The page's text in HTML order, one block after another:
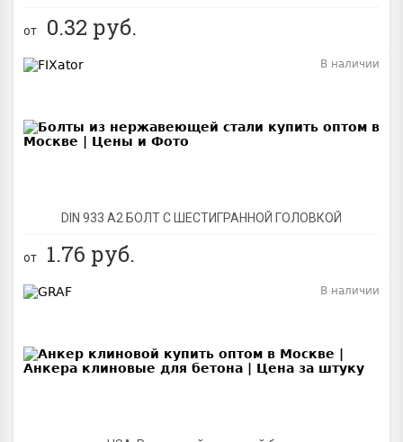
от 0.32 руб.
DIN 933 А2 БОЛТ С ШЕСТИГРАННОЙ ГОЛОВКОЙ
В наличии
от 1.76 руб.
В наличии